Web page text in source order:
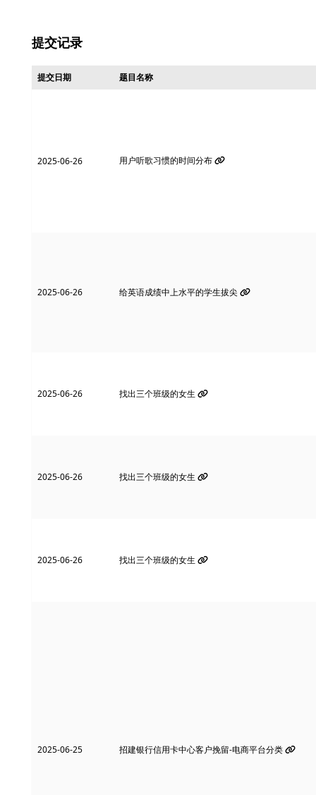
提交记录
提交日期 题目名称
2025-06-26 用户听歌习惯的时间分布
2025-06-26 给英语成绩中上水平的学生拔尖
2025-06-26 找出三个班级的女生
2025-06-26 找出三个班级的女生
2025-06-26 找出三个班级的女生
2025-06-25 招建银行信用卡中心客户挽留-电商平台分类